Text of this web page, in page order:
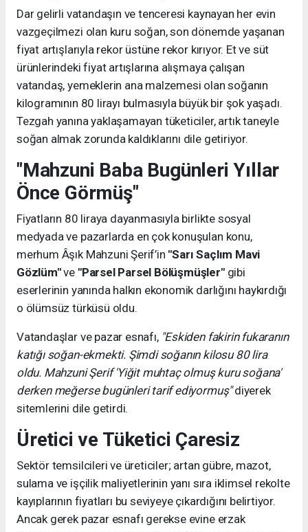
Dar gelirli vatandaşın ve tenceresi kaynayan her evin
vazgeçilmezi olan kuru soğan, son dönemde yaşanan
fiyat artışlarıyla rekor üstüne rekor kırıyor. Et ve süt
ürünlerindeki fiyat artışlarına alışmaya çalışan
vatandaş, yemeklerin ana malzemesi olan soğanın
kilogramının 80 lirayı bulmasıyla büyük bir şok yaşadı.
Tezgah yanına yaklaşamayan tüketiciler, artık taneyle
soğan almak zorunda kaldıklarını dile getiriyor.
"Mahzuni Baba Bugünleri Yıllar
Önce Görmüş"
Fiyatların 80 liraya dayanmasıyla birlikte sosyal
medyada ve pazarlarda en çok konuşulan konu,
merhum Âşık Mahzuni Şerif’in "Sarı Saçlım Mavi
Gözlüm"ve "Parsel Parsel Bölüşmüşler"gibi
eserlerinin yanında halkın ekonomik darlığını haykırdığı
o ölümsüz türküsü oldu.
Vatandaşlar ve pazar esnafı, "Eskiden fakirin fukaranın
katığı soğan-ekmekti. Şimdi soğanın kilosu 80 lira
oldu. Mahzuni Şerif 'Yiğit muhtaç olmuş kuru soğana'
derken meğerse bugünleri tarif ediyormuş"diyerek
sitemlerini dile getirdi.
Üretici ve Tüketici Çaresiz
Sektör temsilcileri ve üreticiler; artan gübre, mazot,
sulama ve işçilik maliyetlerinin yanı sıra iklimsel rekolte
kayıplarının fiyatları bu seviyeye çıkardığını belirtiyor.
Ancak gerek pazar esnafı gerekse evine erzak